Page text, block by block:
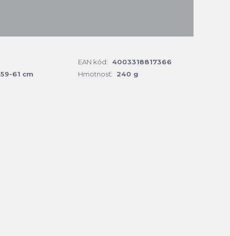
EAN kód:
4003318817366
59-61 cm Hmotnosť: 240 g